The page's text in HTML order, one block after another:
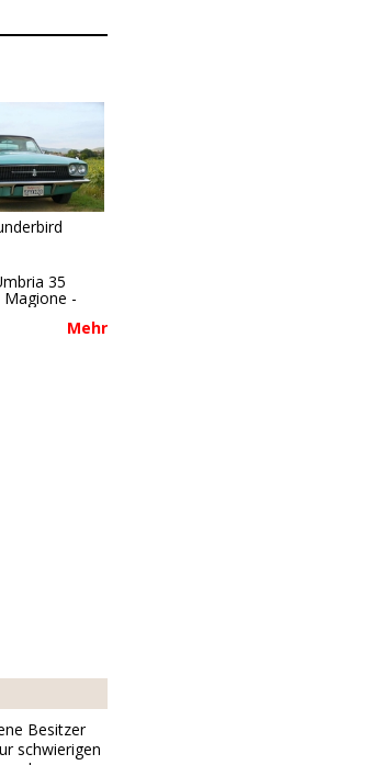
35
Magione -
- PG, Italy
Mehr
Besitzer
schwierigen